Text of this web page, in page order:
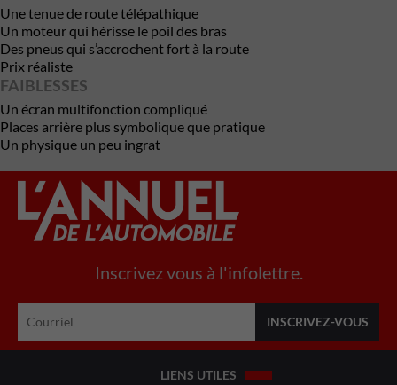
Une tenue de route télépathique
Un moteur qui hérisse le poil des bras
Des pneus qui s’accrochent fort à la route
Prix réaliste
FAIBLESSES
Un écran multifonction compliqué
Places arrière plus symbolique que pratique
Un physique un peu ingrat
Inscrivez vous à l'infolettre.
LIENS UTILES